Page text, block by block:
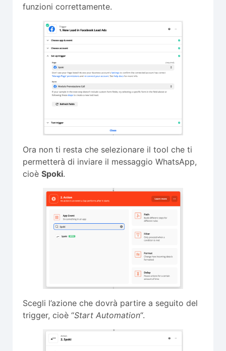
funzioni correttamente.
Ora non ti resta che selezionare il tool che ti
permetterà di inviare il messaggio WhatsApp,
cioè Spoki.
Scegli l’azione che dovrà partire a seguito del
trigger, cioè “Start Automation“.